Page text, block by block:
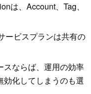
は、Account、Tag、
ービスプランは共有の
スならば、運用の効率
化してしまうのも選